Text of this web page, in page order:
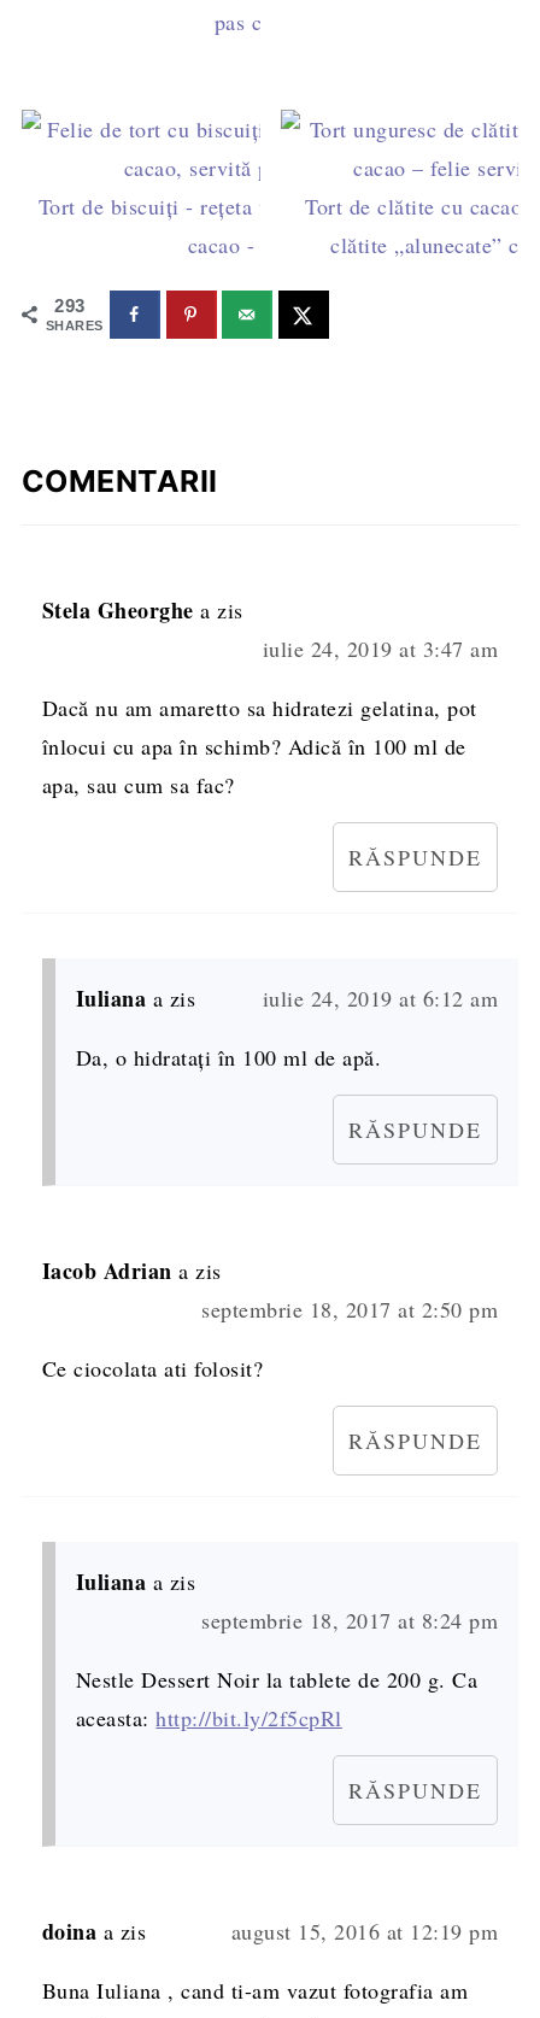
pas cu pas
Tort de biscuiți - rețeta veche cu cremă fiartă de
cacao - fără ouă
Tort de clătite cu cacao
clătite „alunecate”
293
SHARES
COMENTARII
Stela Gheorghe a zis
iulie 24, 2019 at 3:47 am
Dacă nu am amaretto sa hidratezi gelatina, pot
înlocui cu apa în schimb? Adică în 100 ml de
apa, sau cum sa fac?
RĂSPUNDE
Iuliana a zis iulie 24, 2019 at 6:12 am
Da, o hidratați în 100 ml de apă.
RĂSPUNDE
Iacob Adrian a zis
septembrie 18, 2017 at 2:50 pm
Ce ciocolata ati folosit?
RĂSPUNDE
Iuliana a zis
septembrie 18, 2017 at 8:24 pm
Nestle Dessert Noir la tablete de 200 g. Ca
aceasta:http://bit.ly/2f5cpRl
RĂSPUNDE
doina a zis august 15, 2016 at 12:19 pm
Buna Iuliana , cand ti-am vazut fotografia am